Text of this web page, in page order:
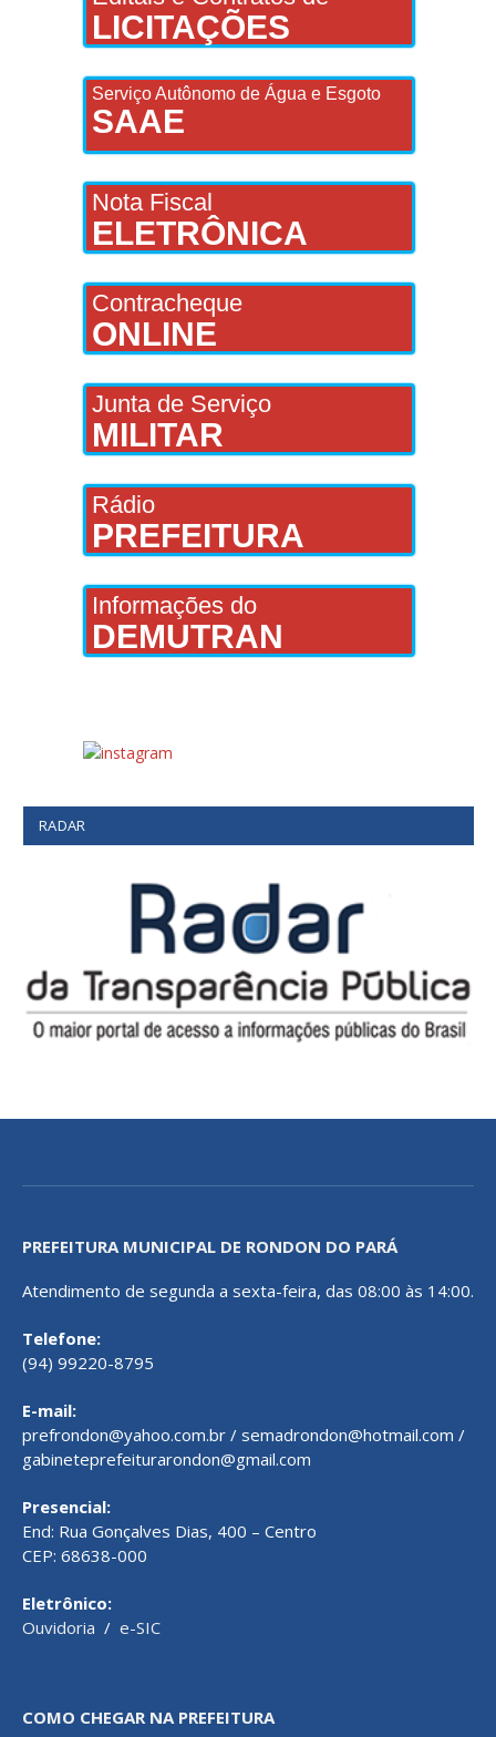
LICITAÇÕES
Serviço Autônomo de Água e Esgoto
SAAE
Nota Fiscal
ELETRÔNICA
Contracheque
ONLINE
Junta de Serviço
MILITAR
Rádio
PREFEITURA
Informações do
DEMUTRAN
RADAR
PREFEITURA MUNICIPAL DE RONDON DO PARÁ
Atendimento de segunda a sexta-feira, das 08:00 às 14:00.
Telefone:
(94) 99220-8795
E-mail:
prefrondon@yahoo.com.br / semadrondon@hotmail.com /
gabineteprefeiturarondon@gmail.com
Presencial:
End: Rua Gonçalves Dias, 400 – Centro
CEP: 68638-000
Eletrônico:
Ouvidoria / e-SIC
COMO CHEGAR NA PREFEITURA